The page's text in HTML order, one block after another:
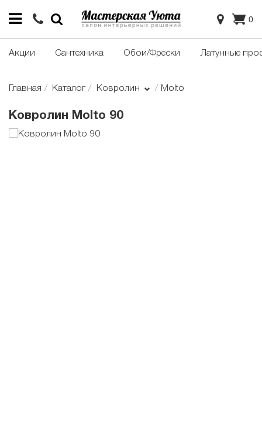
0
Акции Сантехника Обои/Фрески Латунные
Главная Каталог Ковролин Molto
Ковролин Molto 90